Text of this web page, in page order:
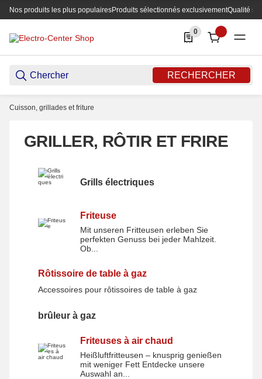
Nos produits les plus populairesProduits sélectionnés exclusivementQualité
RECHERCHER
0
0 Produkte in der
Cuisson, grillades et friture
GRILLER, RÔTIR ET FRIRE
Grills électriques
Grills électriques
Friteuse
Mit unseren Fritteusen erleben Sie
perfekten Genuss bei jeder Mahlzeit.
Ob...
Rôtissoire de table à gaz
Accessoires pour rôtissoires de table à gaz
brûleur à gaz
brûleur à gaz
Friteuses à air chaud
Friteuses à air chaud
Heißluftfritteusen – knusprig genießen
mit weniger Fett Entdecke unsere
Auswahl an...